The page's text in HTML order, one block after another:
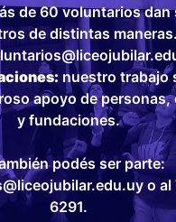
de 60 voluntarios dan
de distintas
nuestro trabajo
apoyo de personas,
y fundaciones.
podés ser parte:
o al
6291.